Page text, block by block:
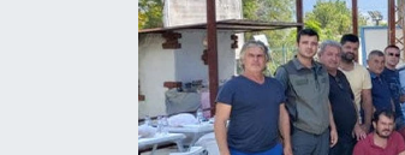
Haberler
Kültür Sanat